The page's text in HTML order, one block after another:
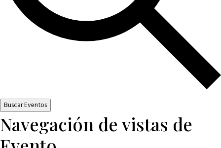
Buscar Eventos
Navegación de vistas de